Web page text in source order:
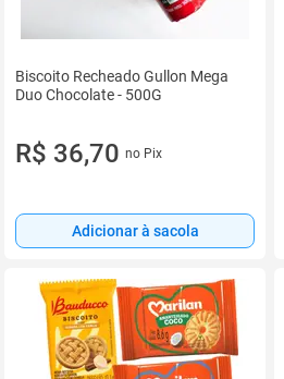
Biscoito Recheado Gullon Mega
Duo Chocolate - 500G
R$ 36,70 no Pix
Adicionar à sacola